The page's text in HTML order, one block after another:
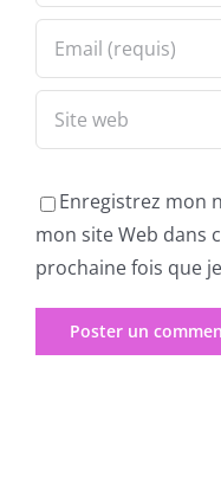
Enregistrez mon
mon site Web dans
prochaine fois que